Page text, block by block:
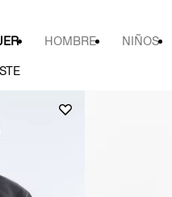
HOMBRE NIÑOS